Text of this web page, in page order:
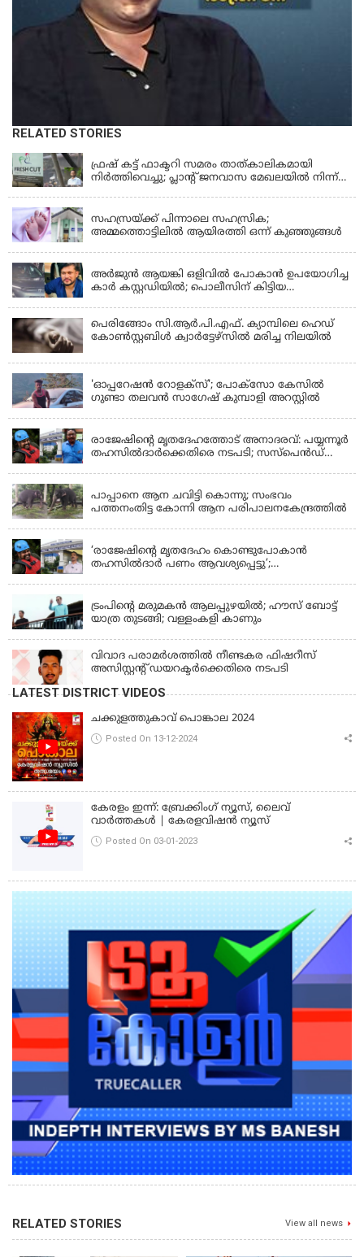
RELATED STORIES
KERALA
ഫ്രഷ് കട്ട് ഫാക്ടറി സമരം താത്കാലികമായി
നിർത്തിവെച്ചു; പ്ലാൻ്റ് ജനവാസ മേഖലയിൽ നിന്ന്
സഹസ്രയ്ക്ക് പിന്നാലെ സഹസ്രിക;
അമ്മത്തൊട്ടിലില്‍ ആയിരത്തി ഒന്ന് കുഞ്ഞുങ്ങള്‍
അർജുൻ ആയങ്കി ഒളിവിൽ പോകാൻ ഉപയോഗിച്ച
കാർ കസ്റ്റഡിയിൽ; പൊലീസിന് കിട്ടിയ
പെരിങ്ങോം സി.ആർ.പി.എഫ്. ക്യാമ്പിലെ ഹെഡ്
കോൺസ്റ്റബിൾ ക്വാർട്ടേഴ്സിൽ മരിച്ച നിലയിൽ
'ഓപ്പറേഷൻ റോളക്സ്'; പോക്സോ കേസിൽ
ഗുണ്ടാ തലവൻ സാഗേഷ് കുമ്പാളി അറസ്റ്റിൽ
രാജേഷിന്റെ മൃതദേഹത്തോട് അനാദരവ്: പയ്യന്നൂർ
തഹസിൽദാർക്കെതിരെ നടപടി; സസ്പെൻഡ്
പാപ്പാനെ ആന ചവിട്ടി കൊന്നു; സംഭവം
പത്തനംതിട്ട കോന്നി ആന പരിപാലനകേന്ദ്രത്തിൽ
‘രാജേഷിന്‍റെ മൃതദേഹം കൊണ്ടുപോകാന്‍
തഹസില്‍ദാര്‍ പണം ആവശ്യപ്പെട്ടു’;
ട്രംപിന്റെ മരുമകന്‍ ആലപ്പുഴയില്‍; ഹൗസ് ബോട്ട്
യാത്ര തുടങ്ങി; വള്ളംകളി കാണും
വിവാദ പരാമര്‍ശത്തില്‍ നീണ്ടകര ഫിഷറീസ്
അസിസ്റ്റന്റ് ഡയറക്ടര്‍ക്കെതിരെ നടപടി
LATEST DISTRICT VIDEOS
ചക്കുളത്തുകാവ് പൊങ്കാല 2024
Posted On 13-12-2024
കേരളം ഇന്ന്: ബ്രേക്കിംഗ് ന്യൂസ്, ലൈവ്
വാർത്തകൾ | കേരളവിഷൻ ന്യൂസ്
Posted On 03-01-2023
RELATED STORIES View all news